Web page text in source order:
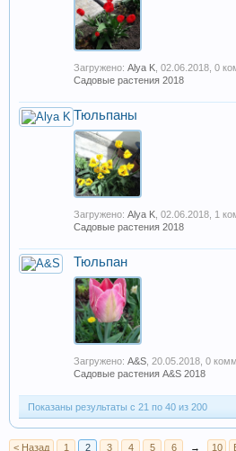
Загружено: Alya K 02.06.2018 , 0
Садовые растения 2018
Тюльпаны
Загружено: Alya K 02.06.2018 , 1
Садовые растения 2018
Тюльпан
Загружено: A&S 20.05.2018 , 0
Садовые растения A&S 2018
Показаны результаты с 21 по 40 из 200
< Назад 1 2 3 4 5 6 → 10